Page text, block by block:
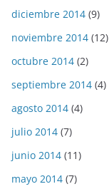
diciembre 2014 (9)
noviembre 2014 (12)
octubre 2014 (2)
septiembre 2014 (4)
agosto 2014 (4)
julio 2014 (7)
junio 2014 (11)
mayo 2014 (7)